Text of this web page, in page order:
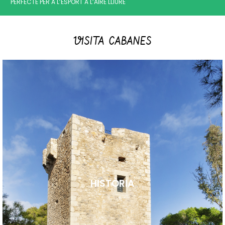
PERFECTE PER A L’ESPORT A L’AIRE LLIURE
VISITA CABANES
HISTÒRIA